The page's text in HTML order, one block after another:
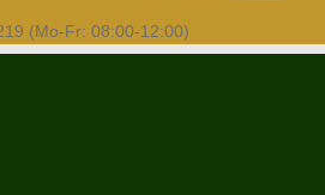
(Mo-Fr: 08:00-12:00)